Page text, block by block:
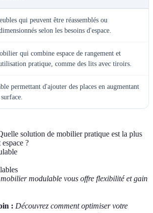
qui peuvent être réassemblés ou
selon les besoins d'espace.
qui combine espace de rangement et
pratique, comme des lits avec tiroirs.
permettant d'ajouter des places en augmentant
surface.
solution de mobilier pratique est la plus
?
modulable vous offre flexibilité et gain
: Découvrez comment optimiser votre